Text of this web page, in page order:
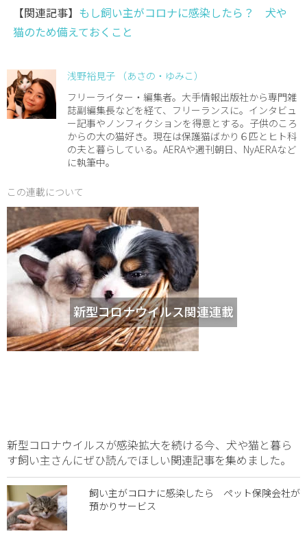
【関連記事】 もし飼い主がコロナに感染したら？ 犬や
猫のため備えておくこと
浅野裕見子 （あさの・ゆみこ）
フリーライター・編集者。大手情報出版社から専門雑
誌副編集長などを経て、フリーランスに。インタビュ
ー記事やノンフィクションを得意とする。子供のころ
からの大の猫好き。現在は保護猫ばかり６匹とヒト科
の夫と暮らしている。AERAや週刊朝日、NyAERAなど
に執筆中。
この連載について
新型コロナウイルス関連連載
新型コロナウイルスが感染拡大を続ける今、犬や猫と暮ら
す飼い主さんにぜひ読んでほしい関連記事を集めました。
飼い主がコロナに感染したら ペット保険会社が
預かりサービス